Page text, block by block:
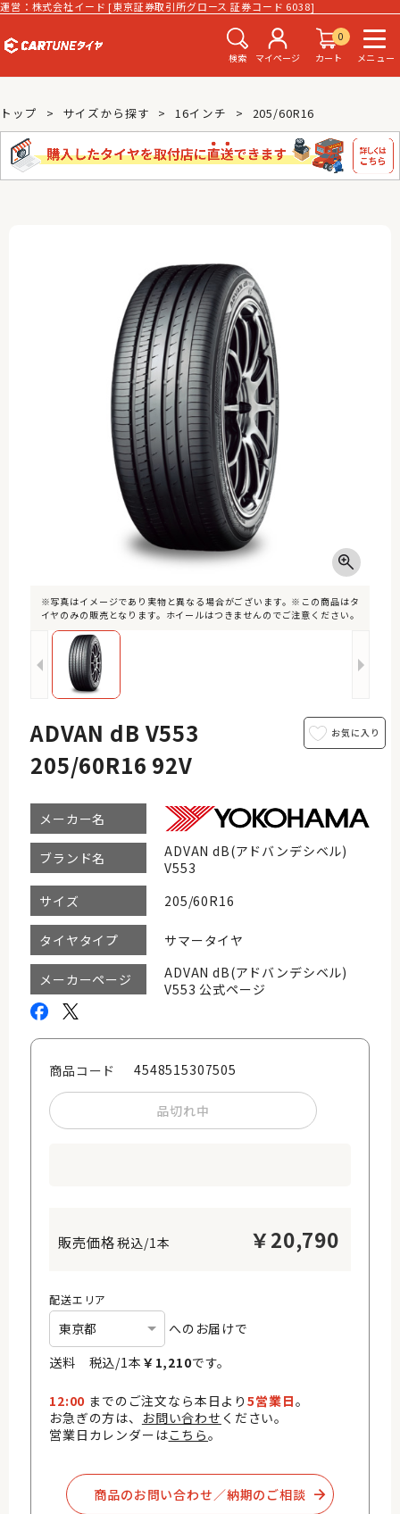
運営：株式会社イード [東京証券取引所グロース 証券コード 6038]
検索 マイページ
0
カート
メニュー
トップ サイズから探す 16インチ 205/60R16
※写真はイメージであり実物と異なる場合がございます。※この商品はタ
イヤのみの販売となります。ホイールはつきませんのでご注意ください。
ADVAN dB V553
205/60R16 92V
メーカー名
ブランド名
ADVAN dB(アドバンデシベル)
V553
サイズ
205/60R16
タイヤタイプ サマータイヤ
メーカーページ
ADVAN dB(アドバンデシベル)
V553 公式ページ
商品コード 4548515307505
品切れ中
税込/1本 ￥20,790
配送エリア
へのお届けで
送料 税込/1本 ￥ 1,210です。
12:00 までのご注文なら本日より5営業日。
お急ぎの方は、 お問い合わせ ください。
営業日カレンダーはこちら。
商品のお問い合わせ／納期のご相談​